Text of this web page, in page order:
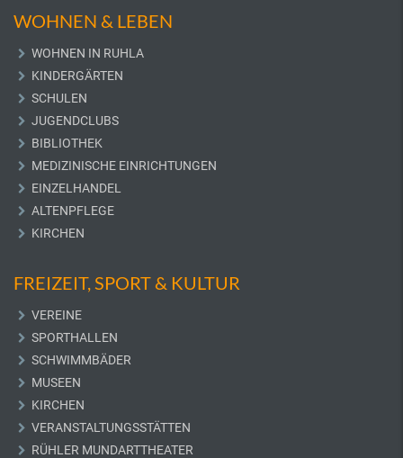
WOHNEN & LEBEN
WOHNEN IN RUHLA
KINDERGÄRTEN
SCHULEN
JUGENDCLUBS
BIBLIOTHEK
MEDIZINISCHE EINRICHTUNGEN
EINZELHANDEL
ALTENPFLEGE
KIRCHEN
FREIZEIT, SPORT & KULTUR
VEREINE
SPORTHALLEN
SCHWIMMBÄDER
MUSEEN
KIRCHEN
VERANSTALTUNGSSTÄTTEN
RÜHLER MUNDARTTHEATER